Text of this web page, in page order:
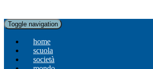
Toggle navigation
home
scuola
società